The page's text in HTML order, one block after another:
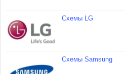
Схемы LG
Схемы Samsung